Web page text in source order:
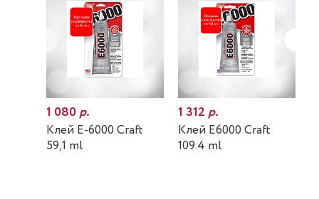
1 080р.
Клей E-6000 Craft
59,1 ml
1 312р.
Клей E6000 Craft
109.4 ml